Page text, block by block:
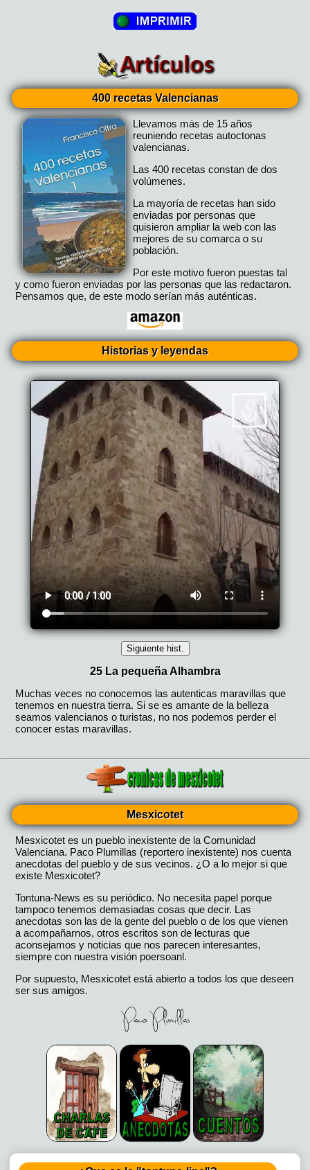
400 recetas Valencianas
Llevamos más de 15 años
reuniendo recetas autoctonas
valencianas.
Las 400 recetas constan de dos
volúmenes.
La mayoría de recetas han sido
enviadas por personas que
quisieron ampliar la web con las
mejores de su comarca o su
población.
Por este motivo fueron puestas tal
y como fueron enviadas por las personas que las redactaron.
Pensamos que, de este modo serían más auténticas.
Historias y leyendas
Mesxicotet
Mesxicotet es un pueblo inexistente de la Comunidad
Valenciana. Paco Plumillas (reportero inexistente) nos cuenta
anecdotas del pueblo y de sus vecinos. ¿O a lo mejor si que
existe Mesxicotet?
Tontuna-News es su periódico. No necesita papel porque
tampoco tenemos demasiadas cosas que decir. Las
anecdotas son las de la gente del pueblo o de los que vienen
a acompañarnos, otros escritos son de lecturas que
aconsejamos y noticias que nos parecen interesantes,
siempre con nuestra visión poersoanl.
Por supuesto, Mesxicotet está abierto a todos los que deseen
ser sus amigos.